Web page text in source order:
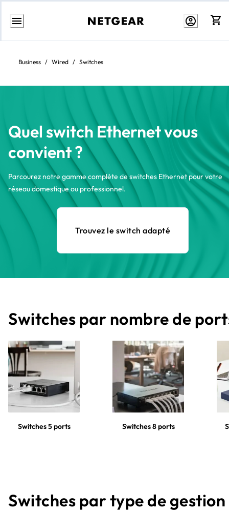
Aller
contenuBusiness / Wired / Switches
Quel switch Ethernet vous
convient ?
Parcourez notre gamme complète de switches Ethernet pour votre
réseau domestique ou professionnel.
Trouvez le switch adapté
Switches par nombre de
Switches 5 ports Switches 8 ports
Switches par type de gestion